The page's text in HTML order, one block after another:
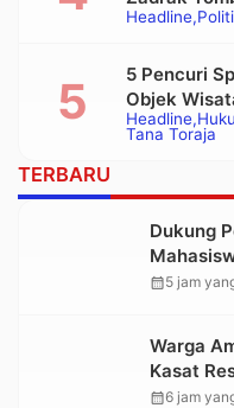
Headline
Bupati Tana
Headline
Tana Toraja
5 Pencuri
Objek
Polisi
TERBARU
Dukung
calendar_month5 jam
Warga
Kasat
Proses
calendar_month6 jam